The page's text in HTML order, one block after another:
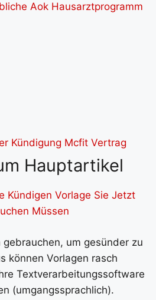
Hauptartikel
Kündigen Vorlage Sie Jetzt
Müssen
gebrauchen, um gesünder zu
können Vorlagen rasch
Textverarbeitungssoftware
(umgangssprachlich).